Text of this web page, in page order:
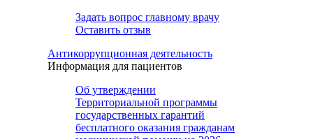
Задать вопрос главному врачу
Оставить отзыв
Антикоррупционная деятельность
Информация для пациентов
Об утверждении
Территориальной программы
государственных гарантий
бесплатного оказания гражданам